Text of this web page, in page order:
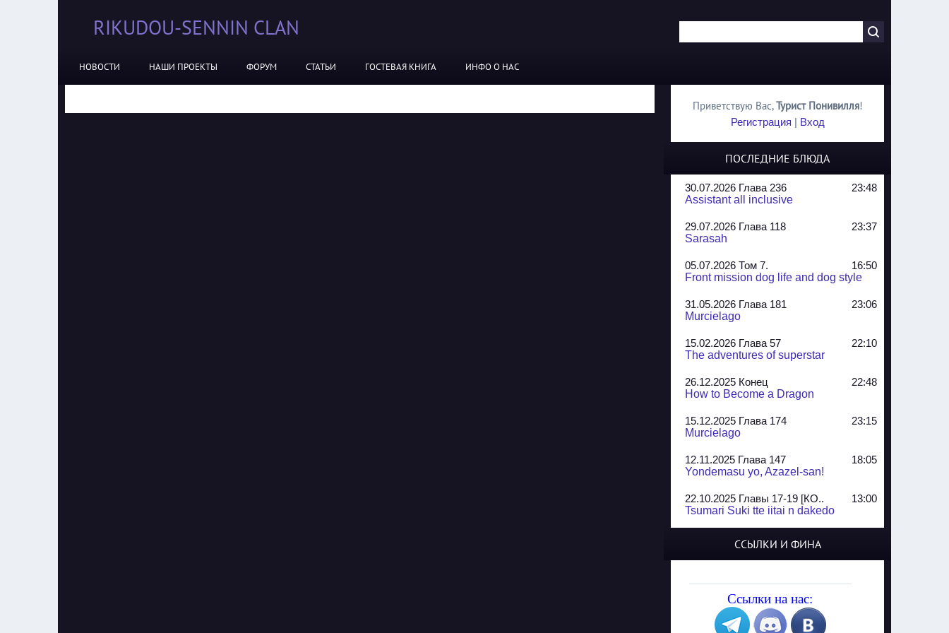
RIKUDOU-SENNIN CLAN
НОВОСТИ НАШИ ПРОЕКТЫ ФОРУМ СТАТЬИ ГОСТЕВАЯ КНИГА ИНФО О НАС
Приветствую Вас,Турист Понивилля!
Регистрация | Вход
ПОСЛЕДНИЕ БЛЮДА
30.07.2026 Глава 236
23:48
Assistant all inclusive
29.07.2026 Глава 118
23:37
Sarasah
05.07.2026 Том 7.
16:50
Front mission dog life and dog style
31.05.2026 Глава 181
23:06
Murcielago
15.02.2026 Глава 57
22:10
The adventures of superstar
26.12.2025 Конец
22:48
How to Become a Dragon
15.12.2025 Глава 174
23:15
Murcielago
12.11.2025 Глава 147
18:05
Yondemasu yo, Azazel-san!
22.10.2025 Главы 17-19 [КО..
13:00
Tsumari Suki tte iitai n dakedo
Jungle Juice
Yozakura Shijuusou
08.08.2025 Глава 50
A Compendium of Ghosts
ССЫЛКИ И ФИНА
Ссылки на нас: